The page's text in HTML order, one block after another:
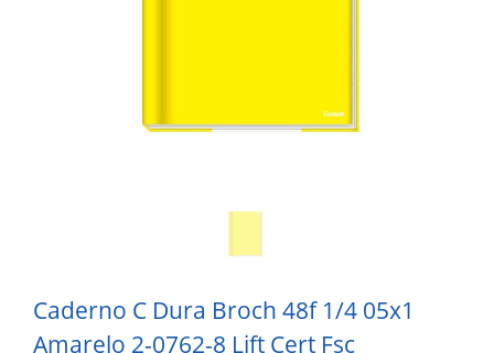
Caderno C Dura Broch 48f 1/4 05x1
Amarelo 2-0762-8 Lift Cert Fsc